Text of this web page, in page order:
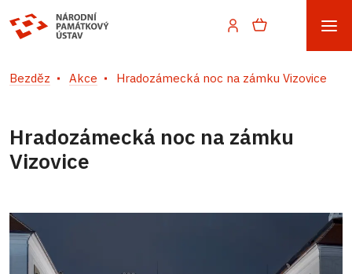
Bezděz Akce Hradozámecká noc na zámku Vizovice
Hradozámecká noc na zámku
Vizovice